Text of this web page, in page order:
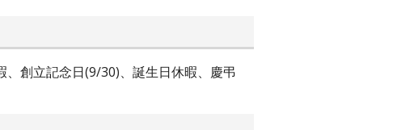
創立記念日(9/30)、誕生日休暇、慶弔